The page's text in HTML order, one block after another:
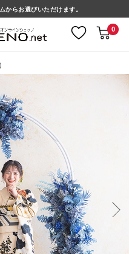
からお選びいただけます。
0